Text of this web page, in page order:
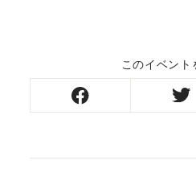
このイベント